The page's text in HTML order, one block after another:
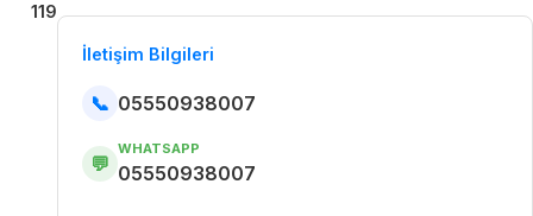
119
İletişim Bilgileri
📞 05550938007
💬
WHATSAPP
05550938007